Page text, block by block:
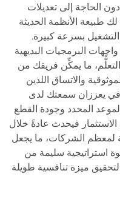
دون الحاجة إلى تعديلات
طبيعة الأنظمة الحديثة
بسرعة كبيرة.
البرمجيات البديهية
ما يمكِّن فريقك من
والاتساق اللذين
يعززان سمعتك لدى
المحدد وجودة القطع
فيحدث عادةً خلال
شهرًا بالنسبة لمعظم الشركات، ما يجعل
استراتيجية سليمة من
ميزة تنافسية طويلة